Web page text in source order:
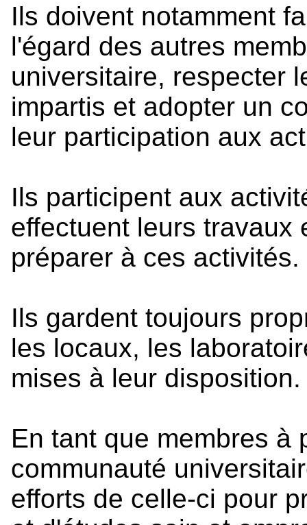
Ils doivent notamment
l'égard des autres
universitaire, respecter
impartis et adopter un
leur participation aux
Ils participent aux
effectuent leurs travaux
préparer à ces activités.
Ils gardent toujours
les locaux, les
mises à leur disposition.
En tant que membres à
communauté
efforts de celle-ci pour